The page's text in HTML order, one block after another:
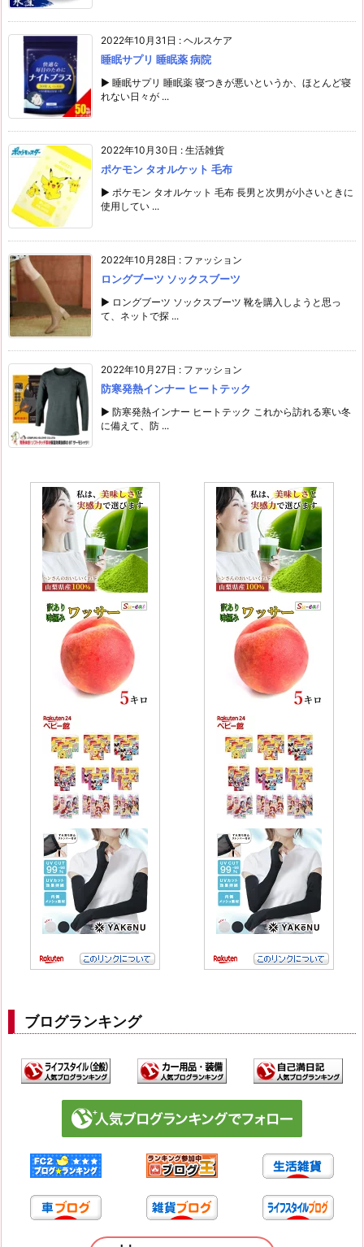
2022年10月31日 : ヘルスケア
睡眠サプリ 睡眠薬 病院
▶ 睡眠サプリ 睡眠薬 寝つきが悪いというか、ほとんど寝
れない日々が ...
2022年10月30日 : 生活雑貨
ポケモン タオルケット 毛布
▶ ポケモン タオルケット 毛布 長男と次男が小さいときに
使用してい ...
2022年10月28日 : ファッション
ロングブーツ ソックスブーツ
▶ ロングブーツ ソックスブーツ 靴を購入しようと思っ
て、ネットで探 ...
2022年10月27日 : ファッション
防寒発熱インナー ヒートテック
▶ 防寒発熱インナー ヒートテック これから訪れる寒い冬
に備えて、防 ...
ブログランキング